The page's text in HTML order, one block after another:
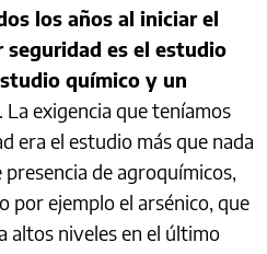
los años al iniciar el
es el estudio
químico y un
. La exigencia que teníamos
era el estudio más que nada
de agroquímicos,
por ejemplo el arsénico, que
altos niveles en el último